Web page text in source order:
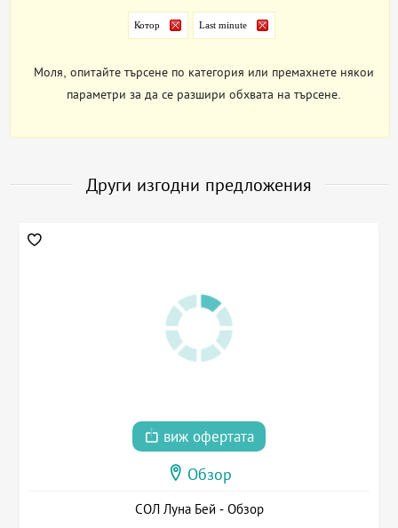
Котор Last minute
Моля, опитайте търсене по категория или премахнете някои
параметри за да се разшири обхвата на търсене.
Други изгодни предложения
виж офертата
Обзор
СОЛ Луна Бей - Обзор